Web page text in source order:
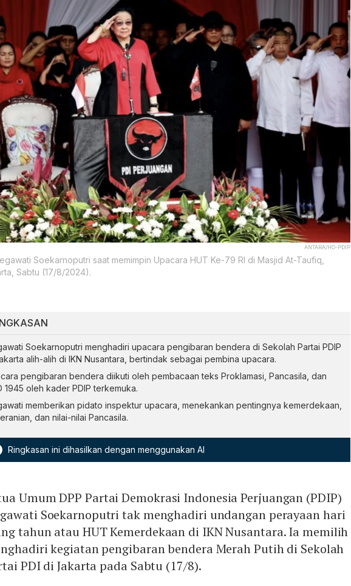
ANTARA/HO-PDIP
Soekarnoputri saat memimpin Upacara HUT Ke-79 RI di Masjid At-Taufiq,
Sabtu (17/8/2024).
Soekarnoputri menghadiri upacara pengibaran bendera di Sekolah Partai PDIP
alih-alih di IKN Nusantara, bertindak sebagai pembina upacara.
pengibaran bendera diikuti oleh pembacaan teks Proklamasi, Pancasila, dan
1945 oleh kader PDIP terkemuka.
memberikan pidato inspektur upacara, menekankan pentingnya kemerdekaan,
dan nilai-nilai Pancasila.
Ringkasan ini dihasilkan dengan menggunakan AI
Umum DPP Partai Demokrasi Indonesia Perjuangan (PDIP)
Soekarnoputri tak menghadiri undangan perayaan hari
tahun atau HUT Kemerdekaan di IKN Nusantara. Ia memilih
kegiatan pengibaran bendera Merah Putih di Sekolah
PDI di Jakarta pada Sabtu (17/8).